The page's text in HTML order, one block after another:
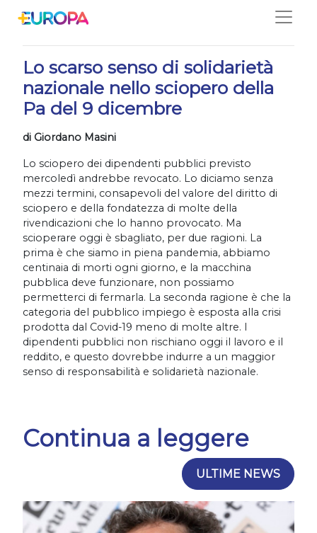
07/12/2020
Lo scarso senso di solidarietà
nazionale nello sciopero della
Pa del 9 dicembre
di Giordano Masini
Lo sciopero dei dipendenti pubblici previsto
mercoledì andrebbe revocato. Lo diciamo senza
mezzi termini, consapevoli del valore del diritto di
sciopero e della fondatezza di molte della
rivendicazioni che lo hanno provocato. Ma
scioperare oggi è sbagliato, per due ragioni. La
prima è che siamo in piena pandemia, abbiamo
centinaia di morti ogni giorno, e la macchina
pubblica deve funzionare, non possiamo
permetterci di fermarla. La seconda ragione è che la
categoria del pubblico impiego è esposta alla crisi
prodotta dal Covid-19 meno di molte altre. I
dipendenti pubblici non rischiano oggi il lavoro e il
reddito, e questo dovrebbe indurre a un maggior
senso di responsabilità e solidarietà nazionale.
Continua a leggere
ULTIME NEWS